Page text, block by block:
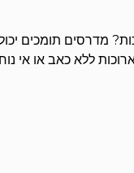
תומכים
ללא כאב או אי